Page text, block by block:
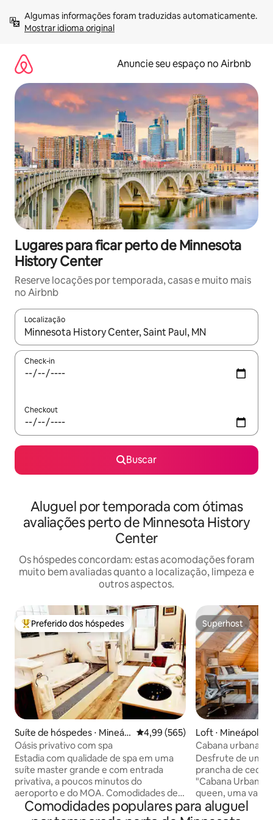
para
Mostrar idioma original
Anuncie seu espaço no Airbnb
Lugares para ficar perto de Minnesota
History Center
Reserve locações por temporada, casas e muito mais
no Airbnb
Localização
Quando os resultados estiverem disponíveis, explore-os
Check-in
Checkout
Buscar
Aluguel por temporada com ótimas
avaliações perto de Minnesota History
Center
Os hóspedes concordam: estas acomodações foram
muito bem avaliadas quanto a localização, limpeza e
outros aspectos.
Entre os melhores preferidos dos hóspedes
Preferido dos hóspedes
Suíte de hóspedes ⋅ Mineáp
olis
4,99 de uma avaliação média de
4,99 (565)
Oásis privativo com spa
Estadia com qualidade de spa em uma
suíte master grande e com entrada
privativa, a poucos minutos do
aeroporto e do MOA. Comodidades de
alta qualidade que você não encontrará
na maioria dos hotéis, tudo para você!
Superhost
Superhost
Loft ⋅ Mineápolis
Cabana urbana
em A + varanda
Desfrute de um
prancha de cedro
"Cabana Urbana"
queen, uma
árvore e um loft
para
Comodidades populares para aluguel